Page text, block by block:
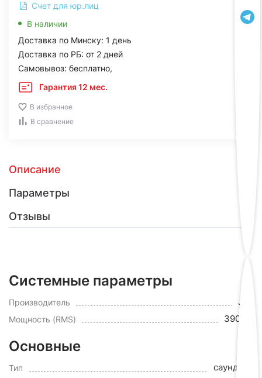
Счет для юр.лиц
В наличии
Доставка по Минску: 1 день
Доставка по РБ: от 2 дней
Самовывоз: бесплатно,
Гарантия 12 мес.
В избранное
В сравнение
Описание
Параметры
Отзывы
Системные параметры
Производитель JBL
Мощность (RMS) 390 Вт
Основные
Тип саундбар